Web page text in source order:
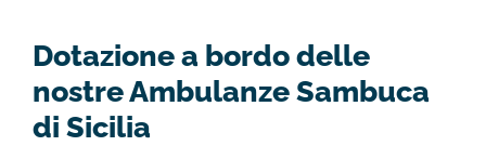
Dotazione a bordo delle
nostre Ambulanze Sambuca
di Sicilia